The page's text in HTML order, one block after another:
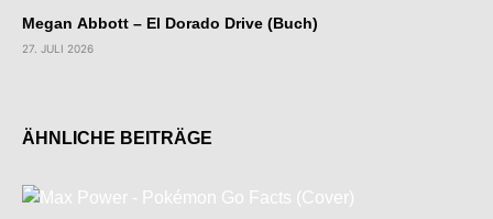
Megan Abbott – El Dorado Drive (Buch)
27. JULI 2026
ÄHNLICHE BEITRÄGE